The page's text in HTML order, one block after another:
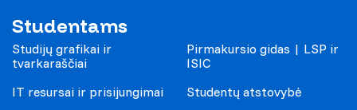
Studentams
Studijų grafikai ir
tvarkaraščiai
IT resursai ir prisijungimai
Pirmakursio gidas | LSP ir
ISIC
Studentų atstovybė